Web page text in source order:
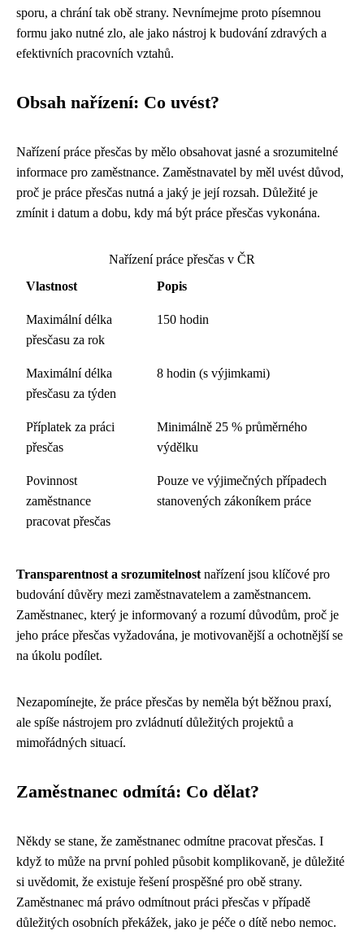
sporu, a chrání tak obě strany. Nevnímejme proto písemnou
formu jako nutné zlo, ale jako nástroj k budování zdravých a
efektivních pracovních vztahů.
Obsah nařízení: Co uvést?
Nařízení práce přesčas by mělo obsahovat jasné a srozumitelné
informace pro zaměstnance. Zaměstnavatel by měl uvést důvod,
proč je práce přesčas nutná a jaký je její rozsah. Důležité je
zmínit i datum a dobu, kdy má být práce přesčas vykonána.
Nařízení práce přesčas v ČR
Vlastnost
Popis
Maximální délka
přesčasu za rok
150 hodin
Maximální délka
přesčasu za týden
8 hodin (s výjimkami)
Příplatek za práci
přesčas
Minimálně 25 % průměrného
výdělku
Povinnost
zaměstnance
pracovat přesčas
Pouze ve výjimečných případech
stanovených zákoníkem práce
Transparentnost a srozumitelnost nařízení jsou klíčové pro
budování důvěry mezi zaměstnavatelem a zaměstnancem.
Zaměstnanec, který je informovaný a rozumí důvodům, proč je
jeho práce přesčas vyžadována, je motivovanější a ochotnější se
na úkolu podílet.
Nezapomínejte, že práce přesčas by neměla být běžnou praxí,
ale spíše nástrojem pro zvládnutí důležitých projektů a
mimořádných situací.
Zaměstnanec odmítá: Co dělat?
Někdy se stane, že zaměstnanec odmítne pracovat přesčas. I
když to může na první pohled působit komplikovaně, je důležité
si uvědomit, že existuje řešení prospěšné pro obě strany.
Zaměstnanec má právo odmítnout práci přesčas v případě
důležitých osobních překážek, jako je péče o dítě nebo nemoc.